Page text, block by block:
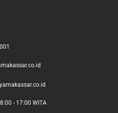
- 17:00 WITA